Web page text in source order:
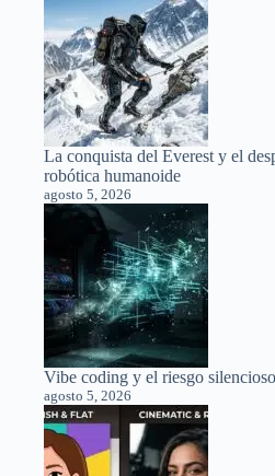
La conquista del Everest y el
robótica humanoide
agosto 5, 2026
Vibe coding y el riesgo
agosto 5, 2026